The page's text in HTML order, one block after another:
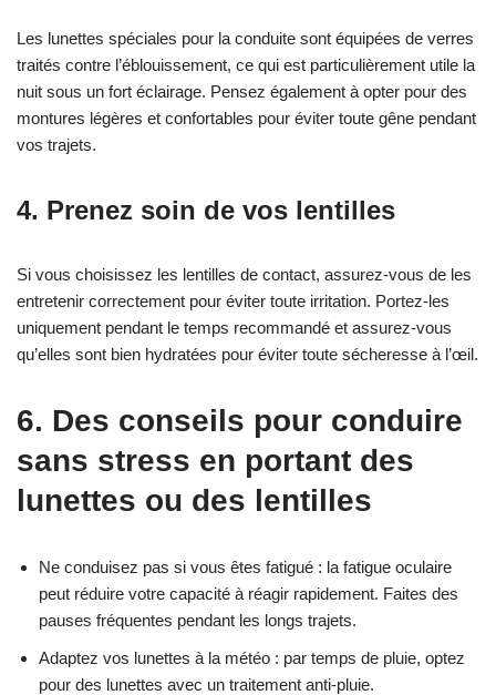
Les lunettes spéciales pour la conduite sont équipées de verres
traités contre l’éblouissement, ce qui est particulièrement utile la
nuit sous un fort éclairage. Pensez également à opter pour des
montures légères et confortables pour éviter toute gêne pendant
vos trajets.
4. Prenez soin de vos lentilles
Si vous choisissez les lentilles de contact, assurez-vous de les
entretenir correctement pour éviter toute irritation. Portez-les
uniquement pendant le temps recommandé et assurez-vous
qu’elles sont bien hydratées pour éviter toute sécheresse à l’œil.
6. Des conseils pour conduire
sans stress en portant des
lunettes ou des lentilles
Ne conduisez pas si vous êtes fatigué : la fatigue oculaire
peut réduire votre capacité à réagir rapidement. Faites des
pauses fréquentes pendant les longs trajets.
Adaptez vos lunettes à la météo : par temps de pluie, optez
pour des lunettes avec un traitement anti-pluie.